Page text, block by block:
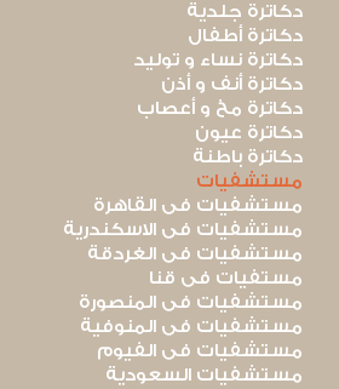
دكاترة جلدية
دكاترة أطفال
دكاترة نساء و توليد
دكاترة أنف و أذن
دكاترة مخ و أعصاب
دكاترة عيون
دكاترة باطنة
مستشفيات
مستشفيات فى القاهرة
مستشفيات فى الاسكندرية
مستشفيات فى الغردقة
مستفيات فى قنا
مستشفيات فى المنصورة
مستشفيات فى المنوفية
مستشفيات فى الفيوم
مستشفيات السعودية